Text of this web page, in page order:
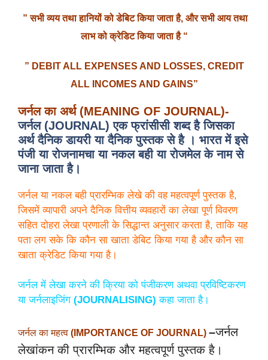
”सभी व्यय तथा हानियों को डेबिट किया जाता है, और सभी आय तथा
लाभ को क्रेडिट किया जाता है “
” DEBIT ALL EXPENSES AND LOSSES, CREDIT
ALL INCOMES AND GAINS”
जर्नल का अर्थ (MEANING OF JOURNAL)-
जर्नल (JOURNAL) एक फ्रांसीसी शब्द है जिसका
अर्थ दैनिक डायरी या दैनिक पुस्तक से है । भारत में इसे
पंजी या रोजनामचा या नकल बही या रोजमेल के नाम से
जाना जाता है।
जर्नल या नकल बही प्रारम्भिक लेखे की वह महत्वपूर्ण पुस्तक है,
जिसमें व्यापारी अपने दैनिक वित्तीय व्यवहारों का लेखा पूर्ण विवरण
सहित दोहरा लेखा प्रणाली के सिद्धान्त अनुसार करता है, ताकि यह
पता लग सके कि कौन सा खाता डेबिट किया गया है और कौन सा
खाता क्रेडिट किया गया है।
जर्नल में लेखा करने की क्रिया को पंजीकरण अथवा प्रविष्टिकरण
या जर्नलाइजिंग (JOURNALISING) कहा जाता है।
जर्नल का महत्व (IMPORTANCE OF JOURNAL) –जर्नल
लेखांकन की प्रारम्भिक और महत्वपूर्ण पुस्तक है।